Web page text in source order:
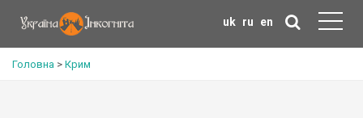
uk ru en
Головна > Крим